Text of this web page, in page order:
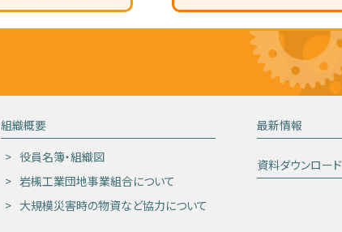
組織概要
役員名簿・組織図
岩槻工業団地事業組合について
大規模災害時の物資など協力について
最新情報
資料ダウンロード